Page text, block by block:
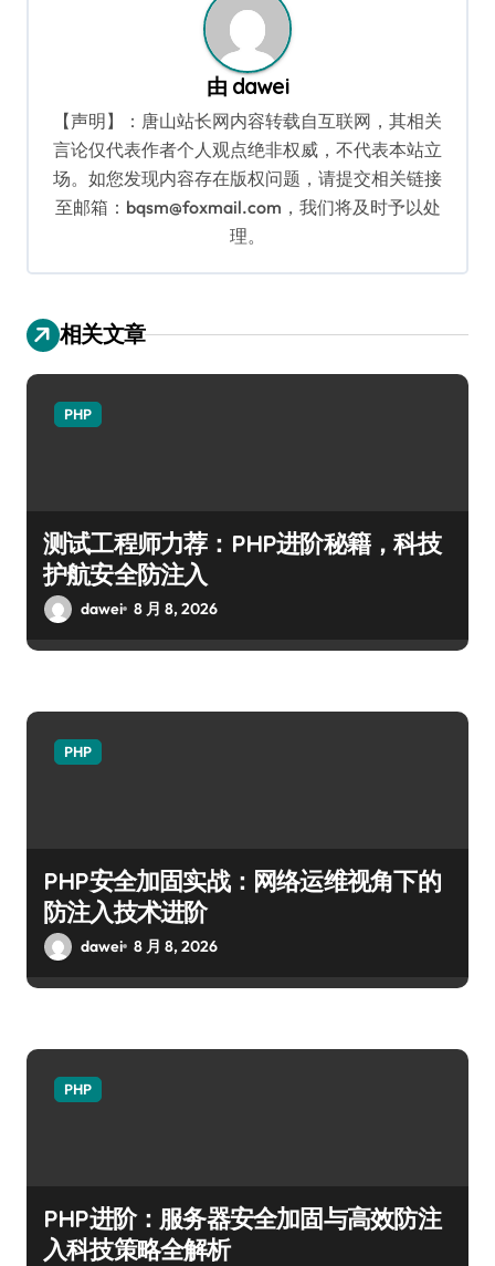
由 dawei
【声明】：唐山站长网内容转载自互联网，其相关
言论仅代表作者个人观点绝非权威，不代表本站立
场。如您发现内容存在版权问题，请提交相关链接
至邮箱：bqsm@foxmail.com，我们将及时予以处
理。
相关文章
PHP
测试工程师力荐：PHP进阶秘籍，科技
护航安全防注入
dawei 8 月 8, 2026
PHP
PHP安全加固实战：网络运维视角下的
防注入技术进阶
dawei 8 月 8, 2026
PHP
PHP进阶：服务器安全加固与高效防注
入科技策略全解析